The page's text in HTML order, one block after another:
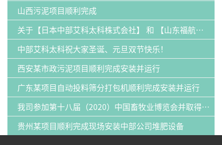
山西污泥项目顺利完成
关于【日本中部艾科太科株式会社】 和 【山东福航新能源环保有限公司】：发明专利纠纷案的声明
中部艾科太科祝大家圣诞、元旦双节快乐！
西安某市政污泥项目顺利完成安装并运行
广东某项目自动投料筛分打包机顺利完成安装并运行
我司参加第十八届（2020）中国畜牧业博览会并取得圆满成功
贵州某项目顺利完成现场安装中部公司堆肥设备